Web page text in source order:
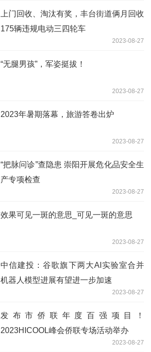
上门回收、淘汰有奖，丰台街道俩月回收
175辆违规电动三四轮车
2023-08-27
“无腿男孩”，军姿挺拔！
2023-08-27
2023年暑期落幕，旅游答卷出炉
2023-08-27
“把脉问诊”查隐患 崇阳开展危化品安全生
产专项检查
2023-08-27
效果可见一斑的意思_可见一斑的意思
2023-08-27
中信建投：谷歌旗下两大AI实验室合并
机器人模型进展有望进一步加速
2023-08-27
发布市侨联年度百强项目！
2023HICOOL峰会侨联专场活动举办
2023-08-27